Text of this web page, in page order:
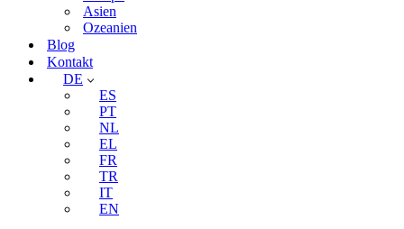
Asien
Ozeanien
Blog
Kontakt
DE
ES
PT
NL
EL
FR
TR
IT
EN